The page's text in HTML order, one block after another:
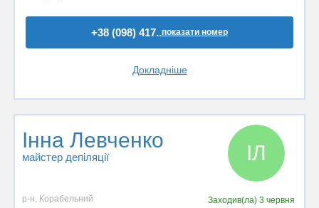
+38 (098) 417..показати номер
Докладніше
Інна Левченко
майстер депіляції ІЛ
р-н. Корабельний Заходив(ла) 3 червня